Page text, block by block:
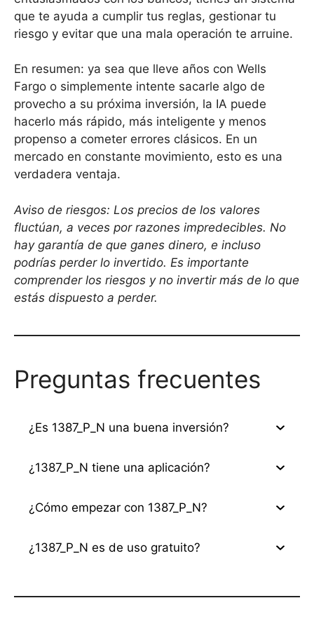
que te ayuda a cumplir tus reglas, gestionar tu
riesgo y evitar que una mala operación te arruine.
En resumen: ya sea que lleve años con Wells
Fargo o simplemente intente sacarle algo de
provecho a su próxima inversión, la IA puede
hacerlo más rápido, más inteligente y menos
propenso a cometer errores clásicos. En un
mercado en constante movimiento, esto es una
verdadera ventaja.
Aviso de riesgos: Los precios de los valores
fluctúan, a veces por razones impredecibles. No
hay garantía de que ganes dinero, e incluso
podrías perder lo invertido. Es importante
comprender los riesgos y no invertir más de lo que
estás dispuesto a perder.
Preguntas frecuentes
¿Es 1387_P_N una buena inversión?
¿1387_P_N tiene una aplicación?
¿Cómo empezar con 1387_P_N?
¿1387_P_N es de uso gratuito?